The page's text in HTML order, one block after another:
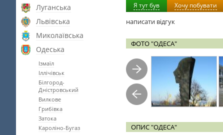
Луганська
Львівська
Миколаївська
Одеська
Ізмаїл
Іллічівськ
Білгород-
Дністровський
Вилкове
Грибівка
Затока
Кароліно-Бугаз
Я тут був Хочу побувати
написати відгук
ФОТО "ОДЕСА"
ОПИС "ОДЕСА"